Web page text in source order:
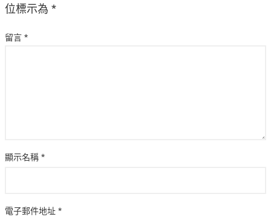
位標示為 *
留言 *
顯示名稱 *
電子郵件地址 *